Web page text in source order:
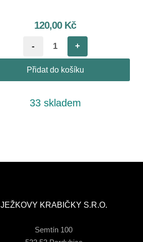
120,00 Kč
- +
Přidat do košíku
33 skladem
JEŽKOVY KRABIČKY S.R.O.
Semtín 100